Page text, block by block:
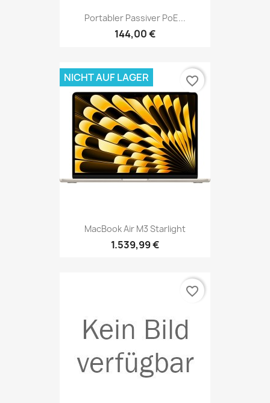
Portabler Passiver PoE...
144,00 €
MacBook Air M3 Starlight
1.539,99 €
NICHT AUF LAGER favorite_border
favorite_border